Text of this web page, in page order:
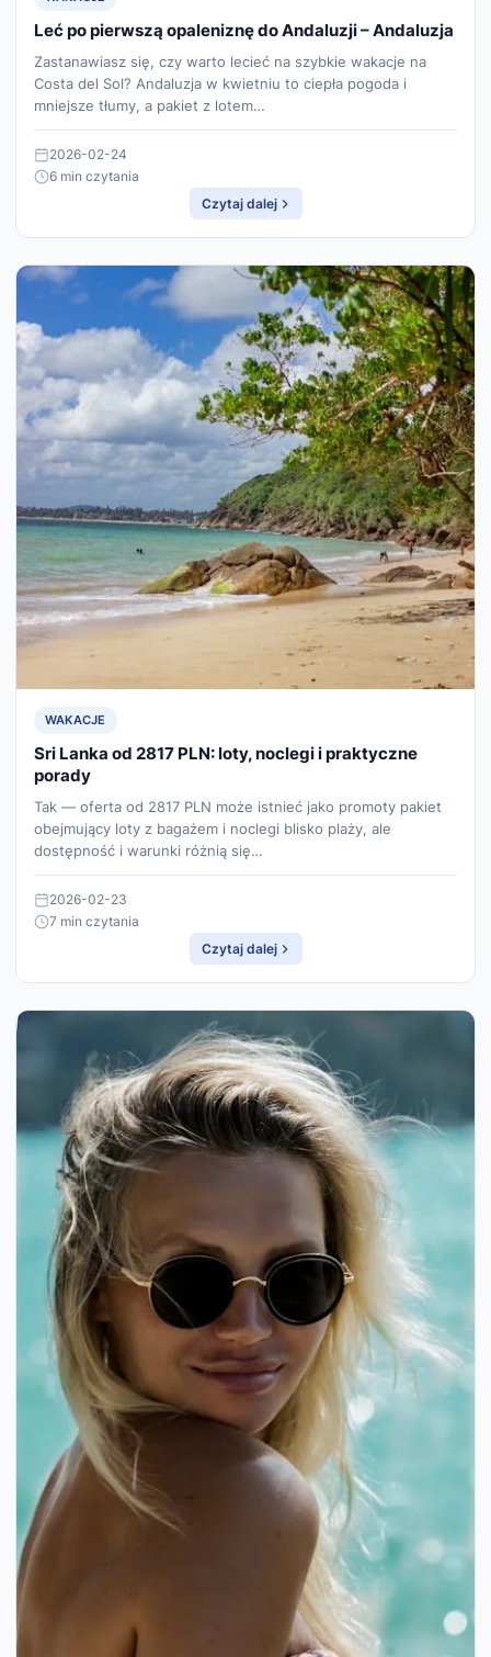
Leć po pierwszą opaleniznę do Andaluzji – Andaluzja
Zastanawiasz się, czy warto lecieć na szybkie wakacje na
Costa del Sol? Andaluzja w kwietniu to ciepła pogoda i
mniejsze tłumy, a pakiet z lotem…
2026-02-24
6 min czytania
Czytaj dalej
WAKACJE
Sri Lanka od 2817 PLN: loty, noclegi i praktyczne
porady
Tak — oferta od 2817 PLN może istnieć jako promoty pakiet
obejmujący loty z bagażem i noclegi blisko plaży, ale
dostępność i warunki różnią się…
2026-02-23
7 min czytania
Czytaj dalej